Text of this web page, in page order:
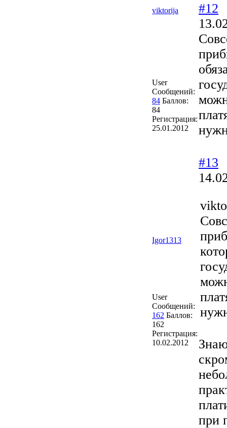
viktorija
User
Сообщений:
84 Баллов:
84
Регистрация:
25.01.2012
#12
Igor1313
User
Сообщений:
162 Баллов:
162
Регистрация:
10.02.2012
#13
при